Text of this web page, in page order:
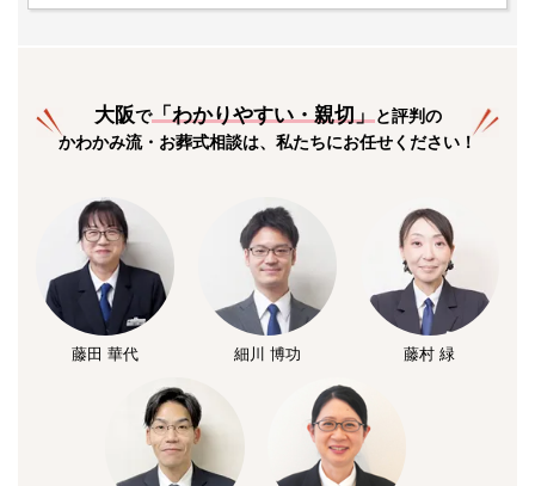
大阪で「わかりやすい・親切」と評判の
かわかみ流・お葬式相談は、私たちにお任せください！
藤田 華代 細川 博功 藤村 緑